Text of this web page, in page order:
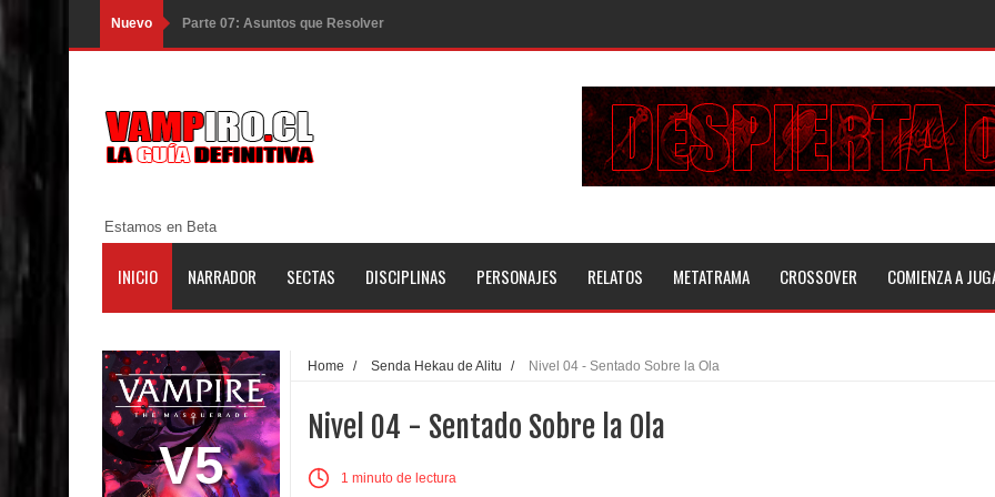
Nuevo Parte 07: Asuntos que Resolver
Parte 05: Sitiados
Parte 04: Se Descubre el Pastel
Parte 02: El Enemigo de mi Enemigo
Parte 06: Coletazos
Parte 05: Los Horrores del Infierno
Parte 04: Oídos Sordos
Estamos en Beta
INICIO NARRADOR SECTAS DISCIPLINAS PERSONAJES RELATOS METATRAMA CROSSOVER COMIENZA A
V5
Home / Senda Hekau de Alitu / Nivel 04 - Sentado Sobre la Ola
Nivel 04 - Sentado Sobre la Ola
1 minuto de lectura